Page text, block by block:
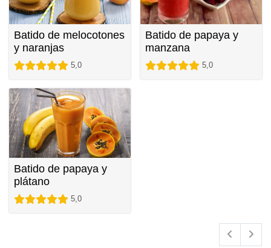
Batido de melocotones
y naranjas
5,0
Batido de papaya y
manzana
5,0
Batido de papaya y
plátano
5,0